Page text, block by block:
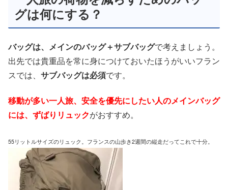
グは何にする？
バッグは、メインのバッグ＋サブバッグで考えましょう。
出先では貴重品を常に身につけておいたほうがいいフラン
スでは、 サブバッグは必須です。
移動が多い一人旅、安全を優先にしたい人のメインバッグ
には、ずばりリュックがおすすめ。
55リットルサイズのリュック。フランスの山歩き2週間の縦走だってこれで十分。